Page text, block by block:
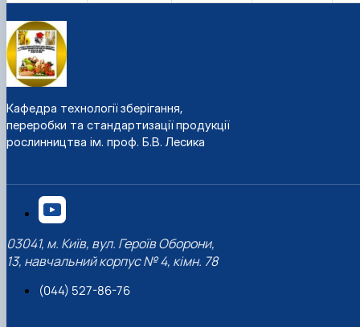
Кафедра технології зберігання,
переробки та стандартизації продукції
рослинництва ім. проф. Б.В. Лесика
03041, м. Київ, вул. Героїв Оборони,
13, навчальний корпус № 4, кімн. 78
(044) 527-86-76